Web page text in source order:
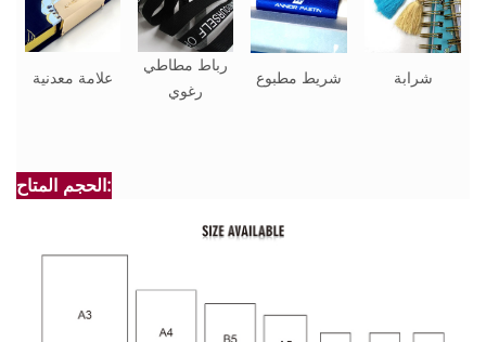
علامة معدنية
رباط مطاطي
رغوي
شريط مطبوع شرابة
الحجم المتاح: